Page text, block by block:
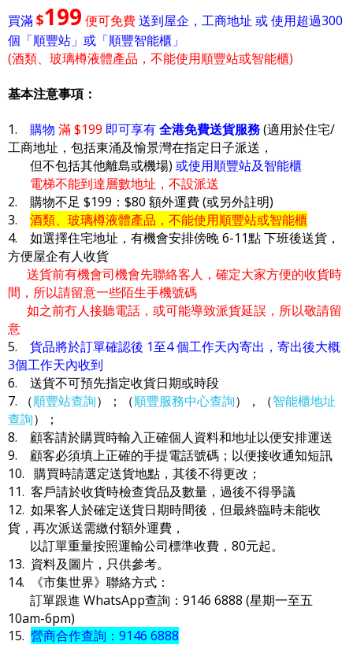
買滿$199 便可免費送到屋企，工商地址 或 使用超過300
個「順豐站」或「順豐智能櫃」
(酒類、玻璃樽液體產品，不能使用順豐站或智能櫃)
基本注意事項：
1. 購物 滿 $199 即可享有全港免費送貨服務(適用於住宅/
工商地址，包括東涌及愉景灣在指定日子派送，
但不包括其他離島或機場) 或使用順豐站及智能櫃
電梯不能到達層數地址，不設派送
2. 購物不足 $199：$80 額外運費 (或另外註明)
3. 酒類、玻璃樽液體產品，不能使用順豐站或智能櫃
4. 如選擇住宅地址，有機會安排傍晚 6-11點 下班後送貨，
方便屋企有人收貨
送貨前有機會司機會先聯絡客人，確定大家方便的收貨時
間，所以請留意一些陌生手機號碼
如之前冇人接聽電話，或可能導致派貨延誤，所以敬請留
意
5. 貨品將於訂單確認後 1至4 個工作天內寄出，寄出後大概
3個工作天內收到
6. 送貨不可預先指定收貨日期或時段
7. （順豐站查詢）；（順豐服務中心查詢），（智能櫃地址
查詢）；
8. 顧客請於購買時輸入正確個人資料和地址以便安排運送
9. 顧客必須填上正確的手提電話號碼；以便接收通知短訊
10. 購買時請選定送貨地點，其後不得更改；
11. 客戶請於收貨時檢查貨品及數量，過後不得爭議
12. 如果客人於確定送貨日期時間後，但最終臨時未能收
貨，再次派送需繳付額外運費，
以訂單重量按照運輸公司標準收費，80元起。
13. 資料及圖片，只供參考。
14. 《市集世界》聯絡方式：
訂單跟進 WhatsApp查詢：9146 6888 (星期一至五
10am-6pm)
15. 營商合作查詢：9146 6888